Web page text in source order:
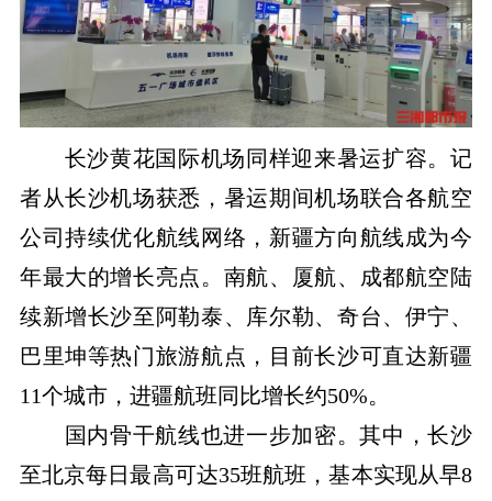
长沙黄花国际机场同样迎来暑运扩容。记
者从长沙机场获悉，暑运期间机场联合各航空
公司持续优化航线网络，新疆方向航线成为今
年最大的增长亮点。南航、厦航、成都航空陆
续新增长沙至阿勒泰、库尔勒、奇台、伊宁、
巴里坤等热门旅游航点，目前长沙可直达新疆
11个城市，进疆航班同比增长约50%。
国内骨干航线也进一步加密。其中，长沙
至北京每日最高可达35班航班，基本实现从早8